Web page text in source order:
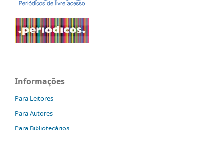
Informações
Para Leitores
Para Autores
Para Bibliotecários